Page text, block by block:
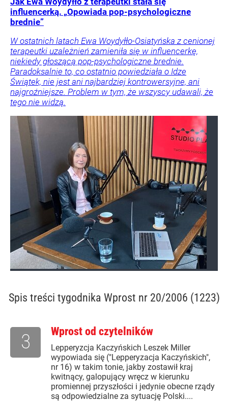
influencerką. „Opowiada pop-psychologiczne
brednie”
W ostatnich latach Ewa Woydyłło-Osiatyńska z cenionej
terapeutki uzależnień zamieniła się w influencerkę,
niekiedy głoszącą pop-psychologiczne brednie.
Paradoksalnie to, co ostatnio powiedziała o Idze
Świątek, nie jest ani najbardziej kontrowersyjne, ani
najgroźniejsze. Problem w tym, że wszyscy udawali, że
tego nie widzą.
Spis treści tygodnika Wprost nr 20/2006 (1223)
Wprost od czytelników
Lepperyzcja Kaczyńskich Leszek Miller
wypowiada się ("Lepperyzacja Kaczyńskich",
nr 16) w takim tonie, jakby zostawił kraj
kwitnący, galopujący wręcz w kierunku
promiennej przyszłości i jedynie obecne rządy
są odpowiedzialne za sytuację Polski....
3